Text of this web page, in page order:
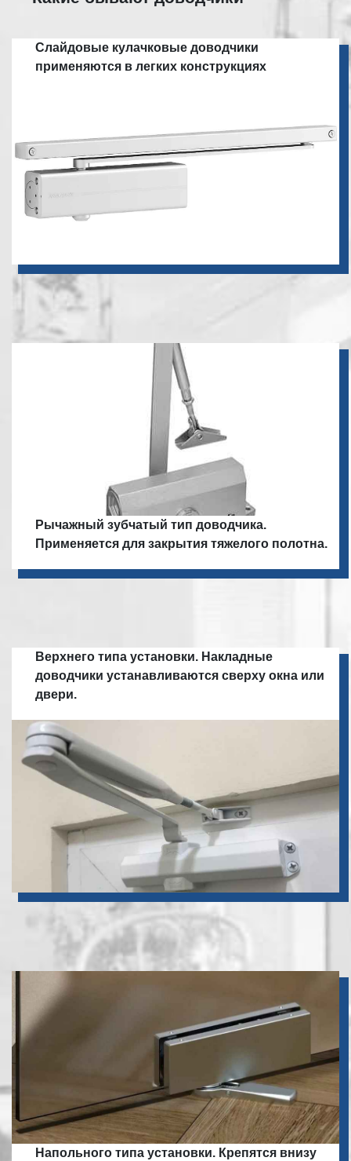
Слайдовые кулачковые доводчики
применяются в легких конструкциях
Рычажный зубчатый тип доводчика.
Применяется для закрытия тяжелого полотна.
Верхнего типа установки. Накладные
доводчики устанавливаются сверху окна или
двери.
Напольного типа установки. Крепятся внизу